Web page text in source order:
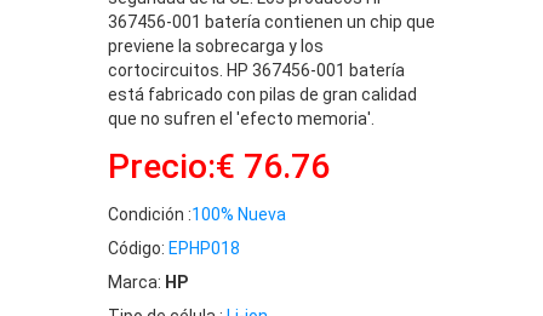
367456-001 batería contienen un chip que
previene la sobrecarga y los
cortocircuitos. HP 367456-001 batería
está fabricado con pilas de gran calidad
que no sufren el 'efecto memoria'.
Precio:€ 76.76
Condición :100% Nueva
Código: EPHP018
Marca: HP